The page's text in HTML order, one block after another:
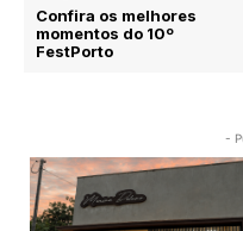
Confira os melhores
momentos do 10º
FestPorto
-